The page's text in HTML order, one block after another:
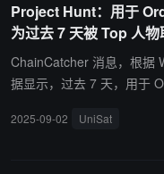
一项为期 90 天的全平台
次。下周将扩大 UniHexa
-20 和 Runes 提供的统一
转账的技术讨论。团队很
将 UniSat API 升级为功能
Project Hunt：用于
为过去 7 天被 Top 人
ChainCatcher 消息，根据
据显示，过去 7 天，用于
包括知名加密货币交易员
2025-09-02 UniSat